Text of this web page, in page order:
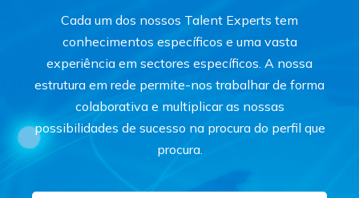
Cada um dos nossos Talent Experts tem
conhecimentos específicos e uma vasta
experiência em sectores específicos. A nossa
estrutura em rede permite-nos trabalhar de forma
colaborativa e multiplicar as nossas
possibilidades de sucesso na procura do perfil que
procura.